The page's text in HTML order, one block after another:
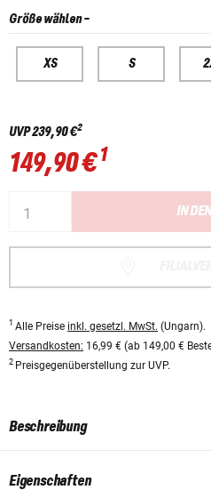
Größe wählen-
XS S
UVP239,90 €2
149,90 €1
IN
1 Alle Preise inkl. gesetzl. MwSt. (Ungarn).
Versandkosten: 16,99 € (ab 149,00 €
2 Preisgegenüberstellung zur UVP.
Beschreibung
Eigenschaften